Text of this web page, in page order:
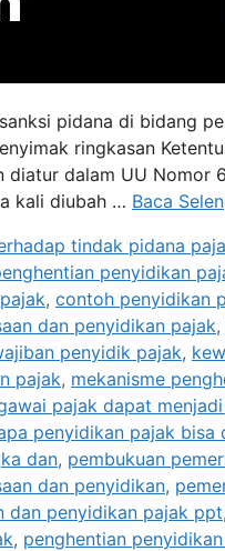
pidana di bidang
ringkasan
dalam UU Nomor
kali diubah … Baca
tindak pidana
penyidikan
, contoh penyidikan
dan penyidikan pajak,
penyidik pajak,
pajak, mekanisme
pajak dapat
penyidikan pajak bisa
dan, pembukuan
dan penyidikan,
dan penyidikan pajak ppt,
, penghentian